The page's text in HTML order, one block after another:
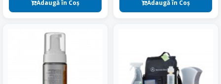
Adaugă în Coş Adaugă în Coş